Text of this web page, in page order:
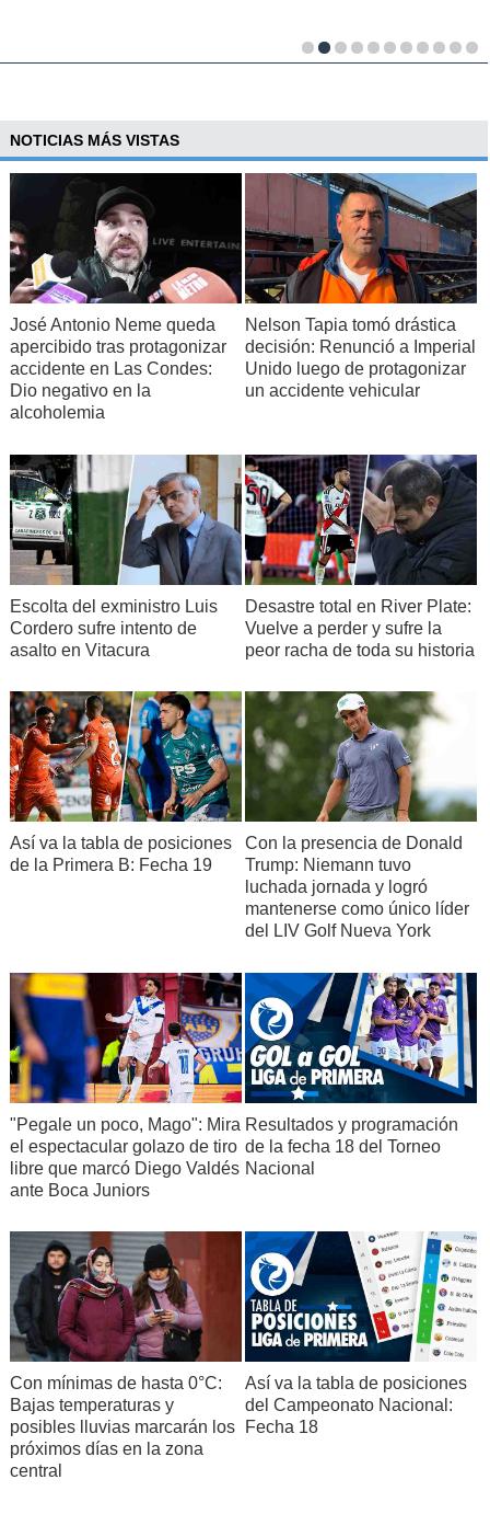
NOTICIAS MÁS VISTAS
José Antonio Neme queda
apercibido tras protagonizar
accidente en Las Condes:
Dio negativo en la
alcoholemia
Nelson Tapia tomó drástica
decisión: Renunció a Imperial
Unido luego de protagonizar
un accidente vehicular
Escolta del exministro Luis
Cordero sufre intento de
asalto en Vitacura
Desastre total en River Plate:
Vuelve a perder y sufre la
peor racha de toda su historia
Así va la tabla de posiciones
de la Primera B: Fecha 19
Con la presencia de Donald
Trump: Niemann tuvo
luchada jornada y logró
mantenerse como único líder
del LIV Golf Nueva York
"Pegale un poco, Mago": Mira
el espectacular golazo de tiro
libre que marcó Diego Valdés
ante Boca Juniors
Resultados y programación
de la fecha 18 del Torneo
Nacional
Con mínimas de hasta 0°C:
Bajas temperaturas y
posibles lluvias marcarán los
próximos días en la zona
central
Así va la tabla de posiciones
del Campeonato Nacional:
Fecha 18